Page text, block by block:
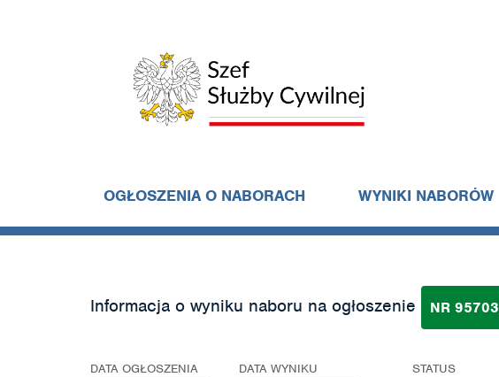
OGŁOSZENIA O NABORACH WYNIKI NABORÓW
Informacja o wyniku naboru na ogłoszenie NR 95703
DATA OGŁOSZENIA DATA WYNIKU STATUS